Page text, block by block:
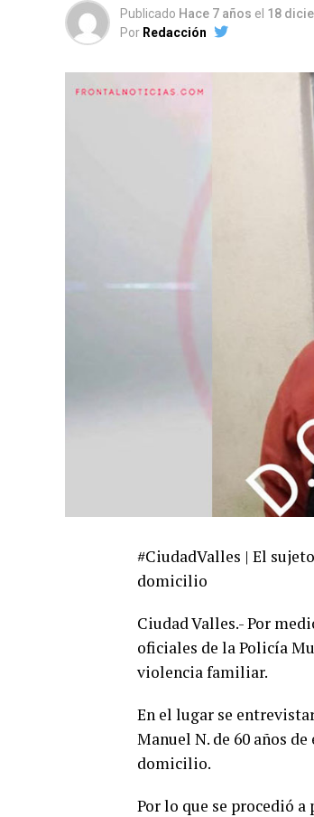
Publicado Hace 7 años el 18
Por Redacción
#CiudadValles | El
domicilio
Ciudad Valles.- Por
oficiales de la Policía
violencia familiar.
En el lugar se
Manuel N. de 60 años
domicilio.
Por lo que se procedió